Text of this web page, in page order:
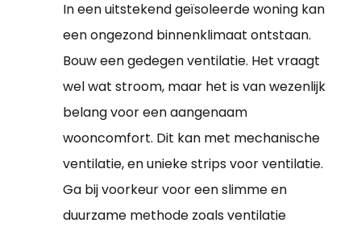
In een uitstekend geïsoleerde woning kan
een ongezond binnenklimaat ontstaan.
Bouw een gedegen ventilatie. Het vraagt
wel wat stroom, maar het is van wezenlijk
belang voor een aangenaam
wooncomfort. Dit kan met mechanische
ventilatie, en unieke strips voor ventilatie.
Ga bij voorkeur voor een slimme en
duurzame methode zoals ventilatie